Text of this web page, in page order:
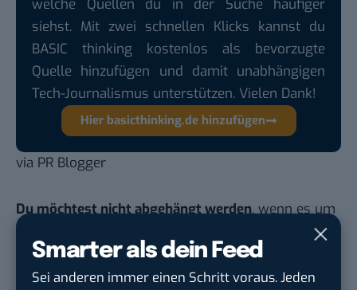
Smarter als dein Feed
Sei anderen immer einen Schritt voraus. Jeden
welche Quellen du in der Suche häufiger
siehst. Mit zwei schnellen Klicks kannst du
BASIC thinking kostenlos als bevorzugte
Quelle hinzufügen und damit unabhängigen
Tech-Journalismus unterstützen. Vielen Dank!
Hier basicthinking.de hinzufügen
via PR Blogger
Du möchtest nicht abgehängt werden, wenn es um
KI, Green Tech und die Tech-Themen von Morgen
geht? Über 12.000 smarte Leser bekommen jeden
Tag UPDATE, unser Tech-Briefing mit den